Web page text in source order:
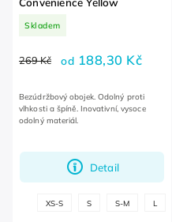
Convenience Yellow
Skladem
269 Kč od 188,30 Kč
Detail
Bezúdržbový obojek. Odolný proti
vlhkosti a špíně. Inovativní, vysoce
odolný materiál.
XS-S S S-M L